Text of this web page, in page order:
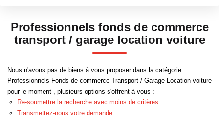
NOTRE AGENCE
Qui Sommes-Nous
Notre Équipe
Nous Rejoindre
Nos Actualités
Plus de critères Créer une alerte
Professionnels fonds de commerce
transport / garage location voiture
Nous n'avons pas de biens à vous proposer dans la catégorie
Professionnels Fonds de commerce Transport / Garage Location voiture
pour le moment , plusieurs options s'offrent à vous :
Re-soumettre la recherche avec moins de critères.
Transmettez-nous votre demande